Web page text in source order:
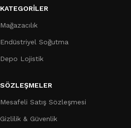
KATEGORILER
Mağazacılık
Endüstriyel Soğutma
Depo Lojistik
SÖZLEŞMELER
Mesafeli Satış Sözleşmesi
Gizlilik & Güvenlik